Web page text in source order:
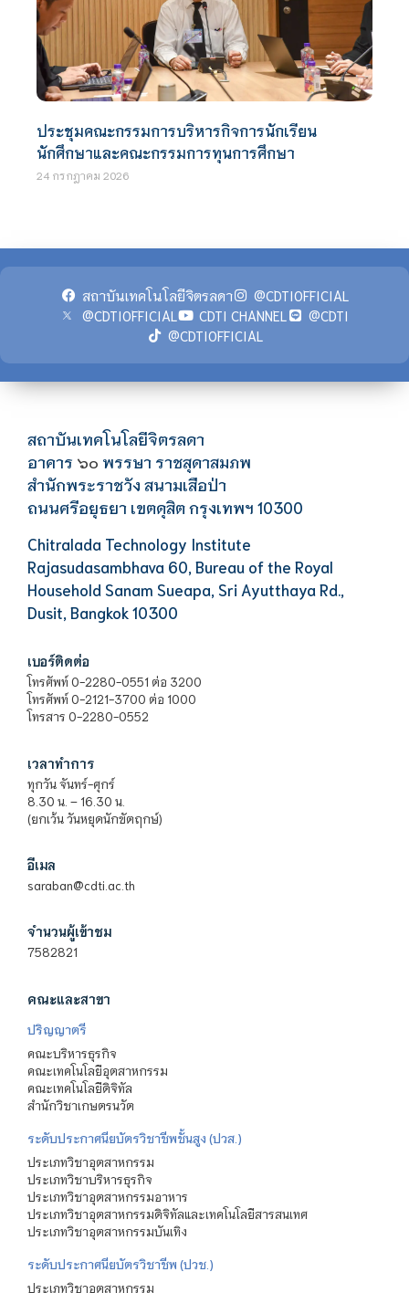
ประชุมคณะกรรมการบริหารกิจการนักเรียน
นักศึกษาและคณะกรรมการทุนการศึกษา
24 กรกฎาคม 2026
สถาบันเทคโนโลยีจิตรลดา
@CDTIOFFICIAL
@CDTIOFFICIAL
CDTI CHANNEL
@CDTI
@CDTIOFFICIAL
สถาบันเทคโนโลยีจิตรลดา
อาคาร ๖๐ พรรษา ราชสุดาสมภพ
สำนักพระราชวัง สนามเสือป่า
ถนนศรีอยุธยา เขตดุสิต กรุงเทพฯ 10300
Chitralada Technology Institute
Rajasudasambhava 60, Bureau of the Royal
Household Sanam Sueapa, Sri Ayutthaya Rd.,
Dusit, Bangkok 10300
เบอร์ติดต่อ
โทรศัพท์ 0-2280-0551 ต่อ 3200
โทรศัพท์ 0-2121-3700 ต่อ 1000
โทรสาร 0-2280-0552
เวลาทำการ
ทุกวัน จันทร์-ศุกร์
8.30 น. – 16.30 น.
(ยกเว้น วันหยุดนักขัตฤกษ์)
อีเมล
saraban@cdti.ac.th
จำนวนผู้เข้าชม
7582821
คณะและสาขา
ปริญญาตรี
คณะบริหารธุรกิจ
คณะเทคโนโลยีอุตสาหกรรม
คณะเทคโนโลยีดิจิทัล
สำนักวิชาเกษตรนวัต
ระดับประกาศนียบัตรวิชาชีพชั้นสูง (ปวส.)
ประเภทวิชาอุตสาหกรรม
ประเภทวิชาบริหารธุรกิจ
ประเภทวิชาอุตสาหกรรมอาหาร
ประเภทวิชาอุตสาหกรรมดิจิทัลและเทคโนโลยีสารสนเทศ
ประเภทวิชาอุตสาหกรรมบันเทิง
ระดับประกาศนียบัตรวิชาชีพ (ปวช.)
ประเภทวิชาอุตสาหกรรม